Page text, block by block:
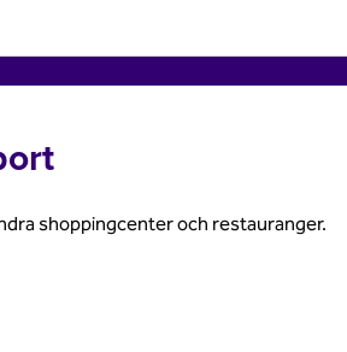
shoppingcenter och restauranger.